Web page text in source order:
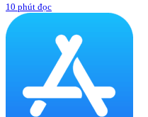
10 phút đọc